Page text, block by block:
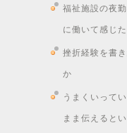
福祉施設の夜
に働いて感じた
挫折経験を書
か
うまくいって
まま伝えると